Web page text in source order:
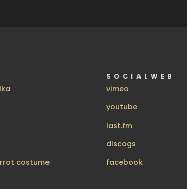
costume
SOCIALWEB
vimeo
youtube
last.fm
discogs
facebook